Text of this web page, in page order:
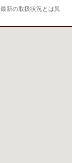
新の取扱状況とは異